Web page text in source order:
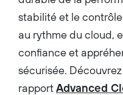
stabilité et le
au rythme du cloud,
confiance et
sécurisée.
rapportAdvanced